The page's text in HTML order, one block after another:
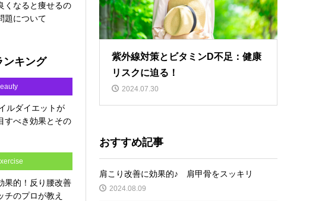
くなると痩せるの
題について
ンキング
ルダイエットが
すべき効果とその
果的！反り腰改善
チのプロが教え
紫外線対策とビタミンD不足：健康
リスクに迫る！
2024.07.30
おすすめ記事
肩こり改善に効果的♪ 肩甲骨をスッキリ
2024.08.09